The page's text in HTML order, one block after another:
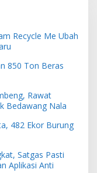
Recycle Me Ubah
850 Ton Beras
Rawat
Bedawang Nala
482 Ekor Burung
Satgas Pasti
Aplikasi Anti